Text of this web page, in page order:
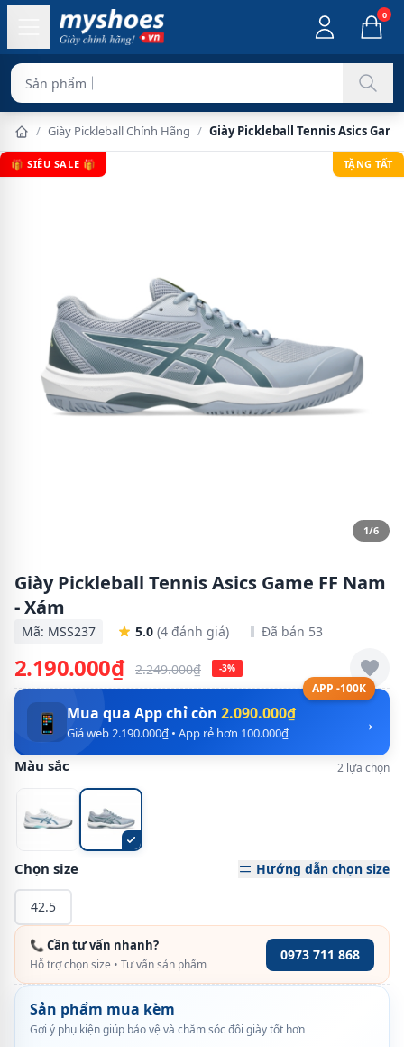
0
Sản phẩm chính hãng
/ Giày Pickleball Chính Hãng / Giày Pickleball Tennis Asics
🎁 SIÊU SALE 🎁 TẶNG TẤT
1/6
Giày Pickleball Tennis Asics Game FF Nam
- Xám
Mã: MSS237 5.0 (4 đánh giá) Đã bán 53
2.190.000₫ 2.249.000₫ -3%
APP -100K
→
📱 Mua qua App chỉ còn 2.090.000₫
Giá web 2.190.000₫ • App rẻ hơn 100.000₫
Màu sắc 2 lựa chọn
Chọn size Hướng dẫn chọn size
42.5
📞 Cần tư vấn nhanh?
Hỗ trợ chọn size • Tư vấn sản phẩm
0973 711 868
Sản phẩm mua kèm
Gợi ý phụ kiện giúp bảo vệ và chăm sóc đôi giày tốt hơn